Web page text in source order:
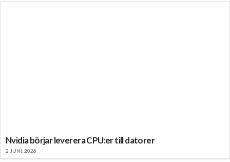
Nvidia börjar leverera CPU:er till datorer
2 JUNI, 2026